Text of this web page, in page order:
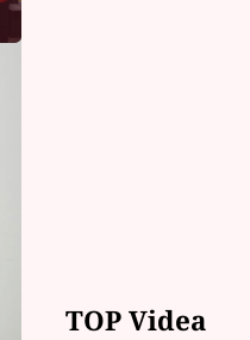
TOP Videa